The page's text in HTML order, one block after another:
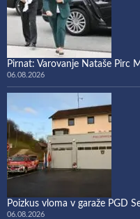
Pirnat: Varovanje Nataše Pirc
06.08.2026
Poizkus vloma v garaže PGD
06.08.2026